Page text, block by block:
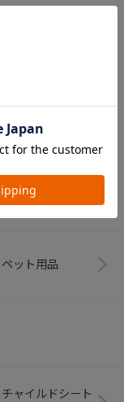
お食事エプロン
ベビートイ
ペット用品
チャイルドシート